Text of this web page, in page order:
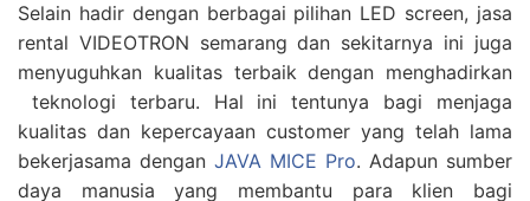
Selain hadir dengan berbagai pilihan LED screen, jasa
rental VIDEOTRON semarang dan sekitarnya ini juga
menyuguhkan kualitas terbaik dengan menghadirkan
teknologi terbaru. Hal ini tentunya bagi menjaga
kualitas dan kepercayaan customer yang telah lama
bekerjasama dengan JAVA MICE Pro. Adapun sumber
daya manusia yang membantu para klien bagi